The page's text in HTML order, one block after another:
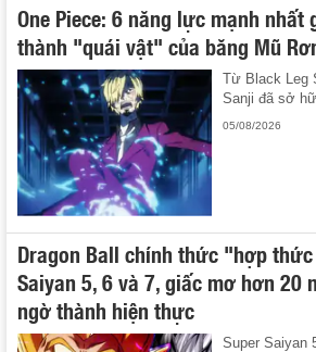
One Piece: 6 năng lực mạnh
thành "quái vật" của băng Mũ
Từ Black Leg
Sanji đã sở
05/08/2026
Dragon Ball chính thức "hợp
Saiyan 5, 6 và 7, giấc mơ hơn 20
ngờ thành hiện thực
Super Saiyan